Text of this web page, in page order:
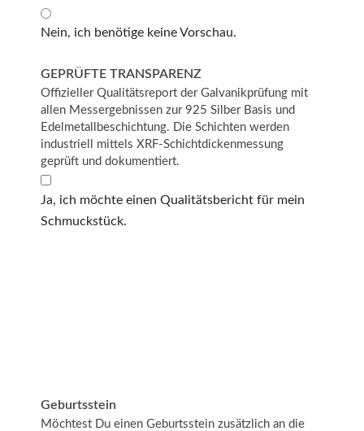
Nein, ich benötige keine Vorschau.
GEPRÜFTE TRANSPARENZ
Offizieller Qualitätsreport der Galvanikprüfung mit
allen Messergebnissen zur 925 Silber Basis und
Edelmetallbeschichtung. Die Schichten werden
industriell mittels XRF-Schichtdickenmessung
geprüft und dokumentiert.
Ja, ich möchte einen Qualitätsbericht für mein
Schmuckstück.
Geburtsstein
Möchtest Du einen Geburtsstein zusätzlich an die